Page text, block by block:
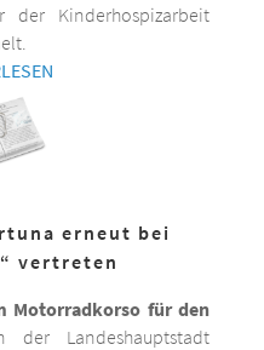
der Kinderhospizarbeit
erneut bei
vertreten
Motorradkorso für den
Landeshauptstadt